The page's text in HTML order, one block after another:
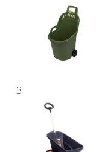
3